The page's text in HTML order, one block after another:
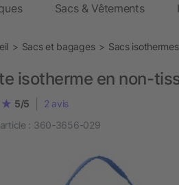
Sacs & Vêtements
Sacs et bagages Sacs isothermes
isotherme en non-
5/5 2 avis
: 360-3656-029